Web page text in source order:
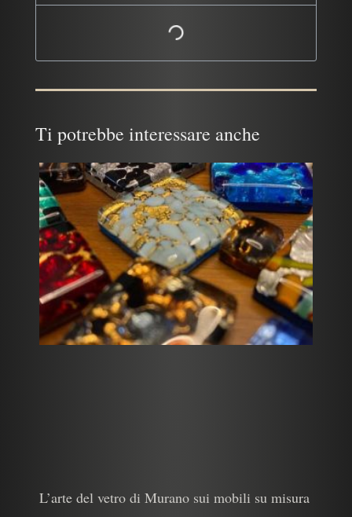
Ti potrebbe interessare anche
L’arte del vetro di Murano sui mobili su misura